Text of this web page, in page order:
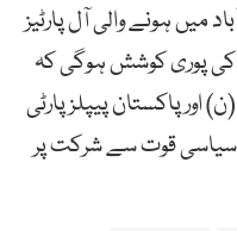
میں ہونے والی آل پارٹیز
کی پوری کوشش ہوگی کہ
پاکستان پیپلزپارٹی
سیاسی قوت سے شرکت پر